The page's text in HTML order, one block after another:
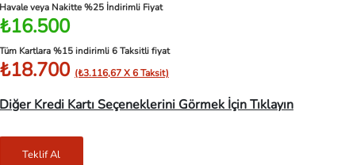
Havale veya Nakitte %25 İndirimli Fiyat
₺16.500
Tüm Kartlara %15 indirimli 6 Taksitli fiyat
₺18.700 (₺3.116,67 X 6 Taksit)
Diğer Kredi Kartı Seçeneklerini Görmek İçin Tıklayın
Teklif Al